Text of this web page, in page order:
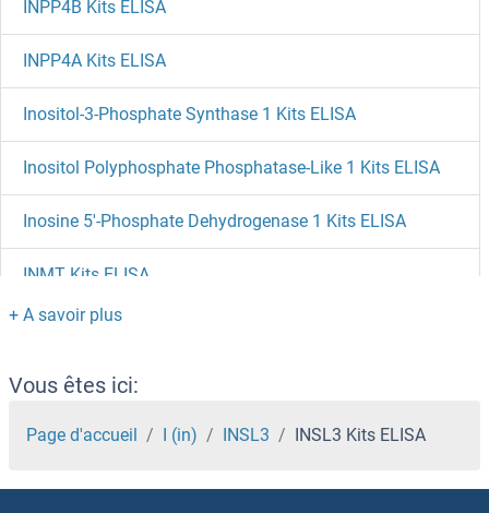
INPP4B Kits ELISA
INPP4A Kits ELISA
Inositol-3-Phosphate Synthase 1 Kits ELISA
Inositol Polyphosphate Phosphatase-Like 1 Kits ELISA
Inosine 5'-Phosphate Dehydrogenase 1 Kits ELISA
INMT Kits ELISA
INIP Kits ELISA
Inhibin, beta A Kits ELISA
Inhibin alpha Kits ELISA
Inhibin Kits ELISA
Vous êtes ici:
Page d'accueil I (in) INSL3 INSL3 Kits ELISA